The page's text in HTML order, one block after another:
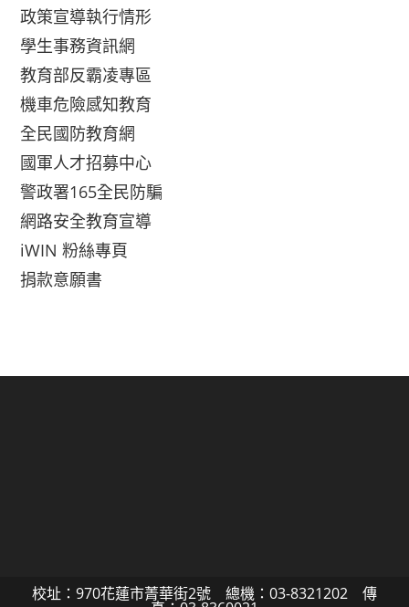
政策宣導執行情形
學生事務資訊網
教育部反霸凌專區
機車危險感知教育
全民國防教育網
國軍人才招募中心
警政署165全民防騙
網路安全教育宣導
iWIN 粉絲專頁
捐款意願書
校址：970花蓮市菁華街2號 總機：03-8321202 傳